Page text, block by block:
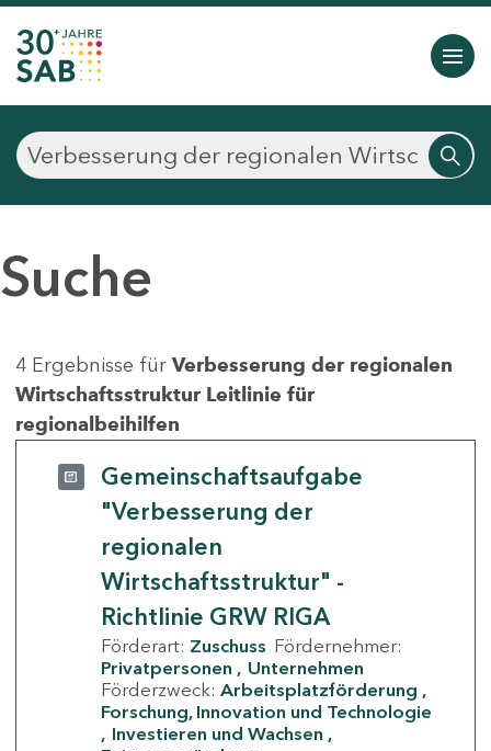
Suche
4 Ergebnisse für Verbesserung der regionalen
Wirtschaftsstruktur Leitlinie für
regionalbeihilfen
Gemeinschaftsaufgabe
"Verbesserung der
regionalen
Wirtschaftsstruktur" -
Richtlinie GRW RIGA
Förderart: Zuschuss Fördernehmer:
Privatpersonen
Unternehmen
Förderzweck: Arbeitsplatzförderung
Forschung, Innovation und Technologie
Investieren und Wachsen